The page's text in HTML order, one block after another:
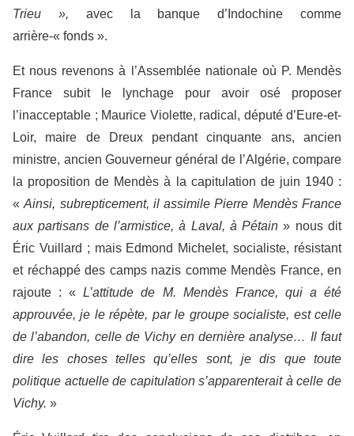
Trieu », avec la banque d’Indochine comme
arrière-« fonds ».
Et nous revenons à l’Assemblée nationale où P. Mendès
France subit le lynchage pour avoir osé proposer
l’inacceptable ; Maurice Violette, radical, député d’Eure-et-
Loir, maire de Dreux pendant cinquante ans, ancien
ministre, ancien Gouverneur général de l’Algérie, compare
la proposition de Mendès à la capitulation de juin 1940 :
«Ainsi, subrepticement, il assimile Pierre Mendès France
aux partisans de l’armistice, à Laval, à Pétain» nous dit
Éric Vuillard ; mais Edmond Michelet, socialiste, résistant
et réchappé des camps nazis comme Mendès France, en
rajoute : « L’attitude de M. Mendès France, qui a été
approuvée, je le répète, par le groupe socialiste, est celle
de l’abandon, celle de Vichy en dernière analyse… Il faut
dire les choses telles qu’elles sont, je dis que toute
politique actuelle de capitulation s’apparenterait à celle de
Vichy. »